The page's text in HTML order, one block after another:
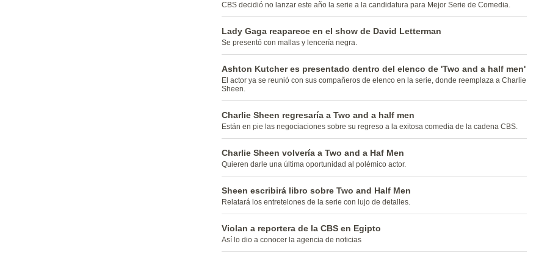
CBS decidió no lanzar este año la serie a la candidatura para Mejor Serie de Comedia.
Lady Gaga reaparece en el show de David Letterman
Se presentó con mallas y lencería negra.
Ashton Kutcher es presentado dentro del elenco de 'Two and a half men'
El actor ya se reunió con sus compañeros de elenco en la serie, donde reemplaza a Charlie
Sheen.
Charlie Sheen regresaría a Two and a half men
Están en pie las negociaciones sobre su regreso a la exitosa comedia de la cadena CBS.
Charlie Sheen volvería a Two and a Haf Men
Quieren darle una última oportunidad al polémico actor.
Sheen escribirá libro sobre Two and Half Men
Relatará los entretelones de la serie con lujo de detalles.
Violan a reportera de la CBS en Egipto
Así lo dio a conocer la agencia de noticias